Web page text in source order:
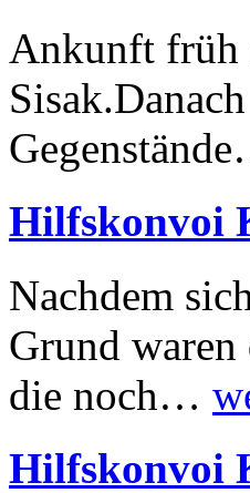
Ankunft früh
Hilfskonvoi
Nachdem
Grund
die noch…
Hilfskonvoi